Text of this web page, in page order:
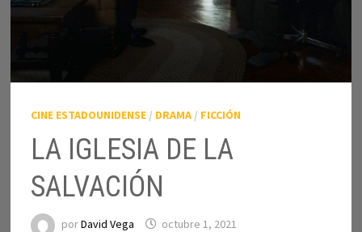
CINE ESTADOUNIDENSE/ DRAMA/ FICCIÓN
LA IGLESIA DE LA
SALVACIÓN
porDavid Vega octubre 1, 2021